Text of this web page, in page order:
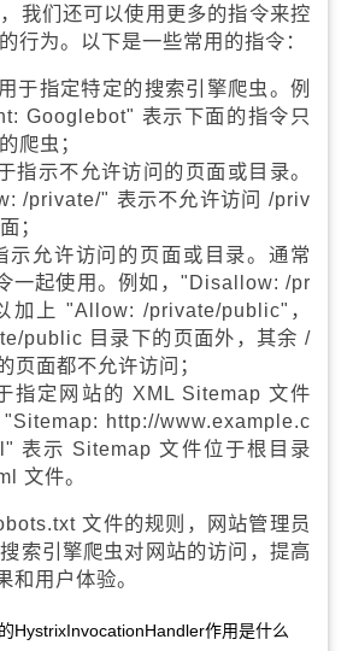
我们还可以使用更多的指令来控
行为。以下是一些常用的指令：
于指定特定的搜索引擎爬虫。例
Googlebot" 表示下面的指令只
爬虫；
指示不允许访问的页面或目录。
/private/" 表示不允许访问 /priv
；
允许访问的页面或目录。通常
一起使用。例如，"Disallow: /pr
加上 "Allow: /private/public"，
public 目录下的页面外，其余 /
页面都不允许访问；
指定网站的 XML Sitemap 文件
"Sitemap: http://www.example.c
表示 Sitemap 文件位于根目录
文件。
文件的规则，网站管理员
索引擎爬虫对网站的访问，提高
和用户体验。
HystrixInvocationHandler作用是什么